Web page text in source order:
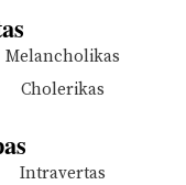
Melancholikas
Cholerikas
Intravertas